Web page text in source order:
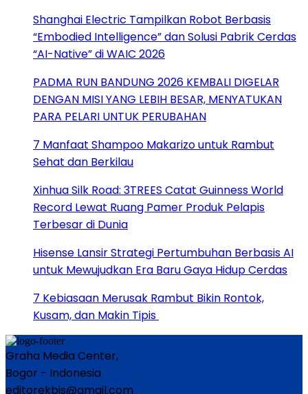
Shanghai Electric Tampilkan Robot Berbasis
“Embodied Intelligence” dan Solusi Pabrik Cerdas
“AI-Native” di WAIC 2026
PADMA RUN BANDUNG 2026 KEMBALI DIGELAR
DENGAN MISI YANG LEBIH BESAR, MENYATUKAN
PARA PELARI UNTUK PERUBAHAN
7 Manfaat Shampoo Makarizo untuk Rambut
Sehat dan Berkilau
Xinhua Silk Road: 3TREES Catat Guinness World
Record Lewat Ruang Pamer Produk Pelapis
Terbesar di Dunia
Hisense Lansir Strategi Pertumbuhan Berbasis AI
untuk Mewujudkan Era Baru Gaya Hidup Cerdas
7 Kebiasaan Merusak Rambut Bikin Rontok,
Kusam, dan Makin Tipis
Graha Media Center,
Bogor - Indonesia
editorekbis@gmail.com